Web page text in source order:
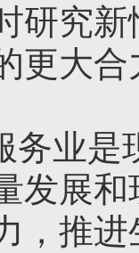
研究
更大合
务业是
发展
，推